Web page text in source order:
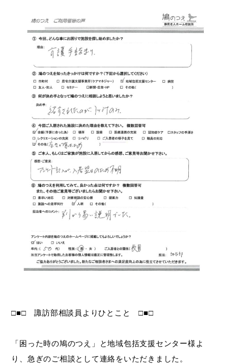
□■□ 諏訪部相談員よりひとこと □■□
「困った時の鳩のつえ」と地域包括支援センター様よ
り、急ぎのご相談として連絡をいただきました。